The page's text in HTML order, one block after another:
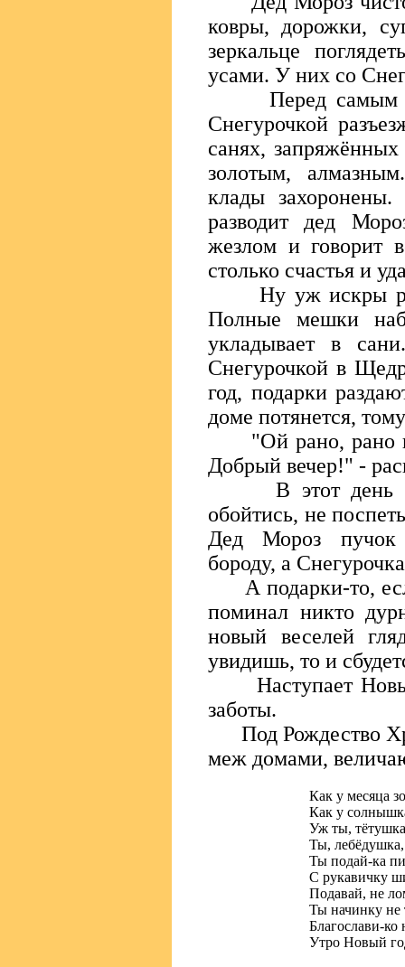
ковры, дорожки,
зеркальце
усами. У них со
Перед самым
Снегурочкой
санях,
золотым,
клады
разводит дед
жезлом и говорит
столько счастья и
Ну уж искры
Полные мешки
укладывает в
Снегурочкой в
год, подарки
доме потянется,
"Ой рано, рано
Добрый вечер!" -
В этот день
обойтись, не
Дед Мороз пучок
бороду, а
А подарки-то,
поминал никто
новый веселей
увидишь, то и
Наступает
заботы.
Под Рождество
меж домами,
Как у месяца
Как у
Уж ты,
Ты,
Ты подай-ка
С рукавичку
Подавай, не
Ты начинку не
Благослави-ко
Утро Новый